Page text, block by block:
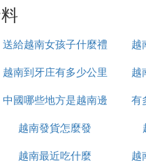
人員往來日益密切，
來比喻，中國許多城
平的民族。」
送給越南女孩子什麼禮
物
越
越南到牙庄有多少公里
越
中國哪些地方是越南邊
境
有
越南發貨怎麼發
越南最近吃什麼
越